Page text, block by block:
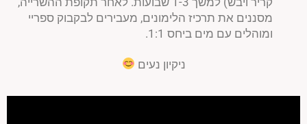
מסננים את תרכיז הלימונים, מעבירים לבקבוק ספריי
ומוהלים עם מים ביחס 1:1.
ניקיון נעים